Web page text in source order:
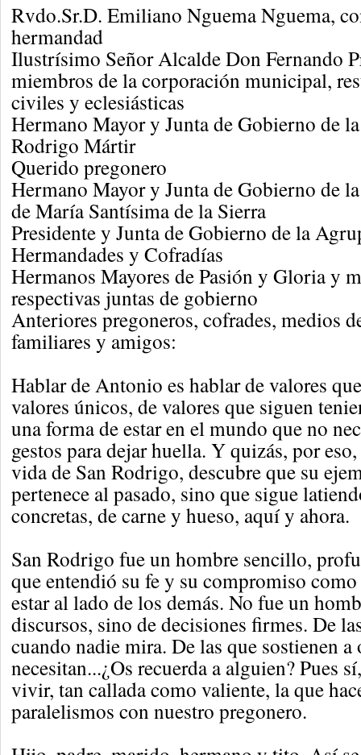
Rvdo.Sr.D. Emiliano Nguema Nguema,
hermandad
Ilustrísimo Señor Alcalde Don Fernando
miembros de la corporación municipal,
civiles y eclesiásticas
Hermano Mayor y Junta de Gobierno de
Rodrigo Mártir
Querido pregonero
Hermano Mayor y Junta de Gobierno de
de María Santísima de la Sierra
Presidente y Junta de Gobierno de la
Hermandades y Cofradías
Hermanos Mayores de Pasión y Gloria y
respectivas juntas de gobierno
Anteriores pregoneros, cofrades, medios
familiares y amigos:
Hablar de Antonio es hablar de valores
valores únicos, de valores que siguen
una forma de estar en el mundo que no
gestos para dejar huella. Y quizás, por
vida de San Rodrigo, descubre que su
pertenece al pasado, sino que sigue
concretas, de carne y hueso, aquí y ahora.
San Rodrigo fue un hombre sencillo,
que entendió su fe y su compromiso como
estar al lado de los demás. No fue un
discursos, sino de decisiones firmes. De
cuando nadie mira. De las que sostienen
necesitan...¿Os recuerda a alguien? Pues
vivir, tan callada como valiente, la que
paralelismos con nuestro pregonero.